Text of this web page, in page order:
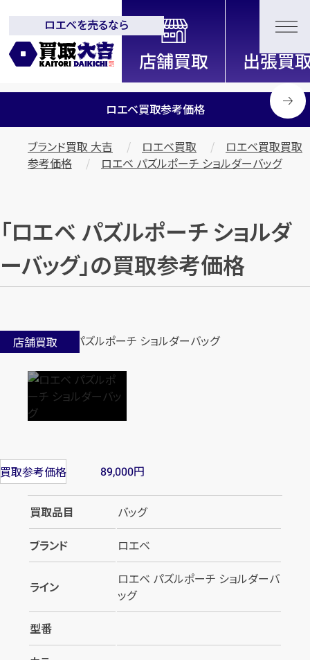
全国2200店舗以上展開中！
信頼と実績の買取専門店「買取大
吉」
ロエベを売るなら
ロエベ買取参考価格
ブランド買取 大吉 ロエベ買取
ロエベ買取買取
参考価格
ロエベ パズルポーチ ショルダーバッグ
「ロエベ パズルポーチ ショルダ
ーバッグ」の買取参考価格
店舗買取
買取参考価格 89,000円
買取品目
バッグ
ブランド
ロエベ
ライン
ロエベ パズルポーチ ショルダーバ
ッグ
型番